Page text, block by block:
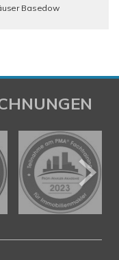
Basedow